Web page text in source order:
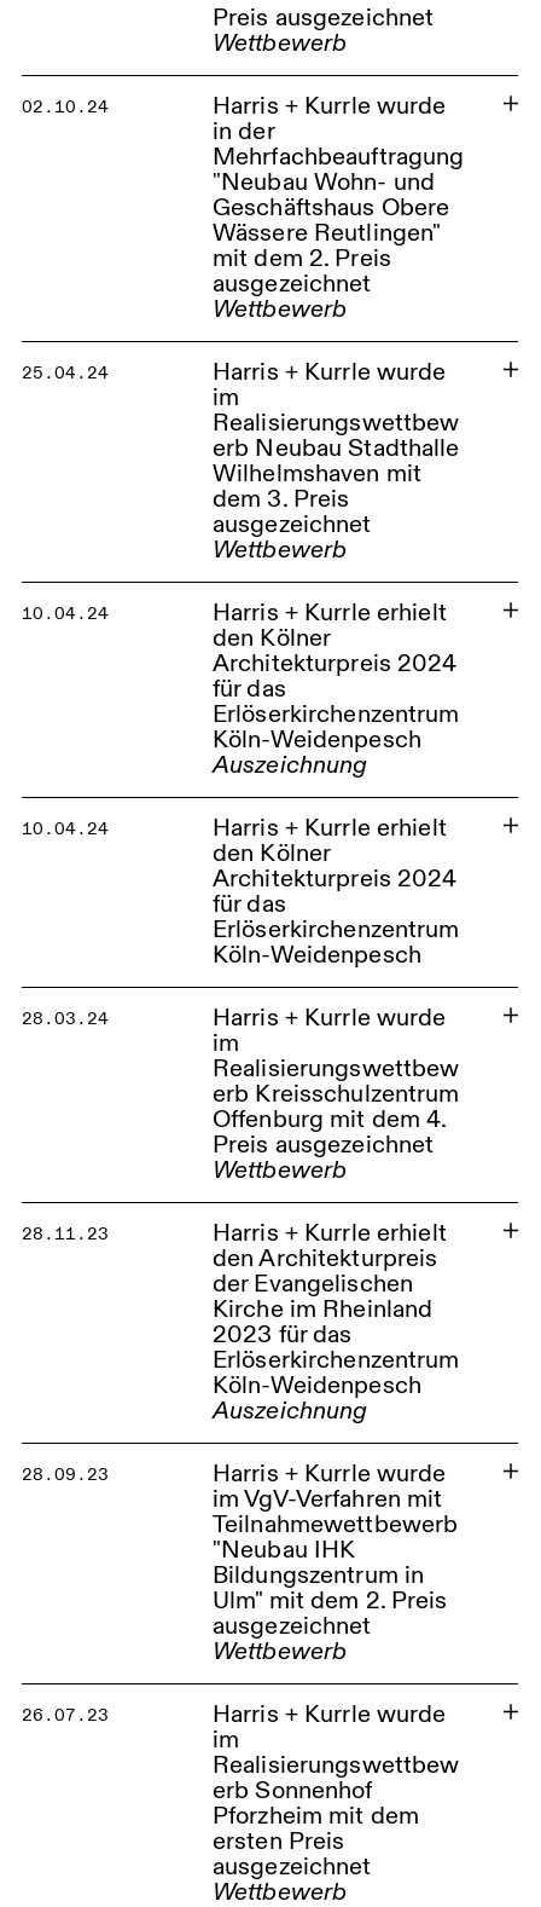
Preis ausgezeichnet
Wettbewerb
Betriebsrestaurant im
Industriepark Höchst Frankfurt
02.10.24
Harris + Kurrle wurde
in der
Mehrfachbeauftragung
"Neubau Wohn- und
Geschäftshaus Obere
Wässere Reutlingen"
mit dem 2. Preis
ausgezeichnet
Wettbewerb
Wohn- und Geschäftshaus
Obere Wässer Reutlingen
25.04.24
Harris + Kurrle wurde
im
Realisierungswettbew
erb Neubau Stadthalle
Wilhelmshaven mit
dem 3. Preis
ausgezeichnet
Wettbewerb
Wilhelmshaven Stadthalle
10.04.24
Harris + Kurrle erhielt
den Kölner
Architekturpreis 2024
für das
Erlöserkirchenzentrum
Köln-Weidenpesch
Auszeichnung
Kirchenstandort Köln
10.04.24
Harris + Kurrle erhielt
den Kölner
Architekturpreis 2024
für das
Erlöserkirchenzentrum
Köln-Weidenpesch
28.03.24
Harris + Kurrle wurde
im
Realisierungswettbew
erb Kreisschulzentrum
Offenburg mit dem 4.
Preis ausgezeichnet
Wettbewerb
Harris + Kurrle wurde im
Realisierungswettbewerb
Kreisschulzentrum Offenburg mit
dem 4. Preis ausgezeichnet
Offenburg Kreisschulzentrum
28.11.23
Harris + Kurrle erhielt
den Architekturpreis
der Evangelischen
Kirche im Rheinland
2023 für das
Erlöserkirchenzentrum
Köln-Weidenpesch
Auszeichnung
Kirchenstandort Köln
28.09.23
Harris + Kurrle wurde
im VgV-Verfahren mit
Teilnahmewettbewerb
"Neubau IHK
Bildungszentrum in
Ulm" mit dem 2. Preis
ausgezeichnet
Wettbewerb
26.07.23
Harris + Kurrle wurde
im
Realisierungswettbew
erb Sonnenhof
Pforzheim mit dem
ersten Preis
ausgezeichnet
Wettbewerb